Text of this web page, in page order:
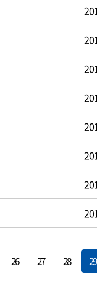
26 27 28 29